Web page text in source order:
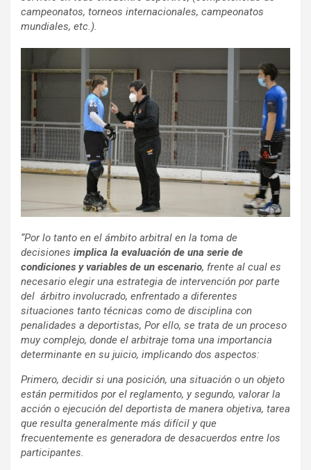
campeonatos, torneos internacionales, campeonatos
mundiales, etc.).
“Por lo tanto en el ámbito arbitral en la toma de
decisiones implica la evaluación de una serie de
condiciones y variables de un escenario, frente al cual es
necesario elegir una estrategia de intervención por parte
del árbitro involucrado, enfrentado a diferentes
situaciones tanto técnicas como de disciplina con
penalidades a deportistas, Por ello, se trata de un proceso
muy complejo, donde el arbitraje toma una importancia
determinante en su juicio, implicando dos aspectos:
Primero, decidir si una posición, una situación o un objeto
están permitidos por el reglamento, y segundo, valorar la
acción o ejecución del deportista de manera objetiva, tarea
que resulta generalmente más difícil y que
frecuentemente es generadora de desacuerdos entre los
participantes.